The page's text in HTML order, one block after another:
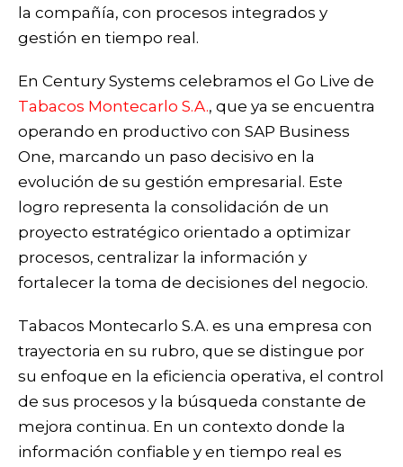
la compañía, con procesos integrados y
gestión en tiempo real.
En Century Systems celebramos el Go Live de
Tabacos Montecarlo S.A., que ya se encuentra
operando en productivo con SAP Business
One, marcando un paso decisivo en la
evolución de su gestión empresarial. Este
logro representa la consolidación de un
proyecto estratégico orientado a optimizar
procesos, centralizar la información y
fortalecer la toma de decisiones del negocio.
Tabacos Montecarlo S.A. es una empresa con
trayectoria en su rubro, que se distingue por
su enfoque en la eficiencia operativa, el control
de sus procesos y la búsqueda constante de
mejora continua. En un contexto donde la
información confiable y en tiempo real es